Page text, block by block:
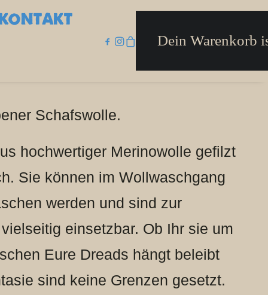
Dein Warenkorb
Schafswolle.
hochwertiger Merinowolle gefilzt
Sie können im Wollwaschgang
werden und sind zur
einsetzbar. Ob Ihr sie um
Eure Dreads hängt beleibt
sind keine Grenzen gesetzt.